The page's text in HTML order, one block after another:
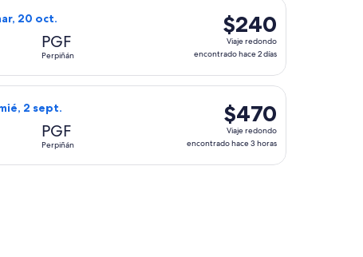
el jue, 24 sept., con precio de $43. encontrado hace 3 horas
20 oct.
PGF
Perpiñán
$240
Viaje
redondo,
encontrado
hace
2
días
$240
Viaje redondo
encontrado hace 2 días
de ASL Airlines France, con salida el mar, 13 oct. desde
con regreso el mar, 20 oct., con precio de $436. encontrado
2 sept.
PGF
Perpiñán
$470
Viaje
redondo,
encontrado
$470
Viaje redondo
encontrado hace 3 horas
de Aer Lingus, con salida el sáb, 29 ago. desde
el mié, 9 sept., con precio de $941. encontrado hace 1